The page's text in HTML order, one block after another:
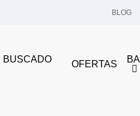
BLOG
BUSCADO OFERTAS